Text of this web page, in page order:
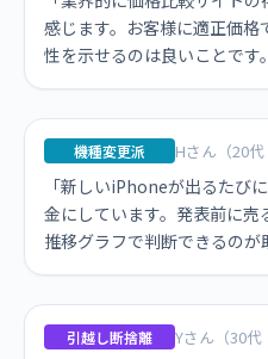
感じます。お客様に適正価
性を示せるのは良いことです
機種変更派 Hさん（20代
「新しいiPhoneが出るたび
金にしています。発表前に
推移グラフで判断できるのが
引越し断捨離 Yさん（30代